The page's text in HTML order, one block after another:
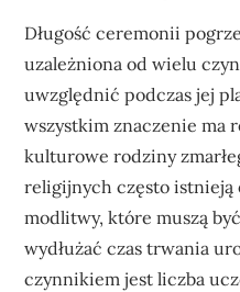
Długość ceremonii
uzależniona od wielu
uwzględnić podczas jej
wszystkim znaczenie ma
kulturowe rodziny
religijnych często istnieją
modlitwy, które muszą
wydłużać czas trwania
czynnikiem jest liczba